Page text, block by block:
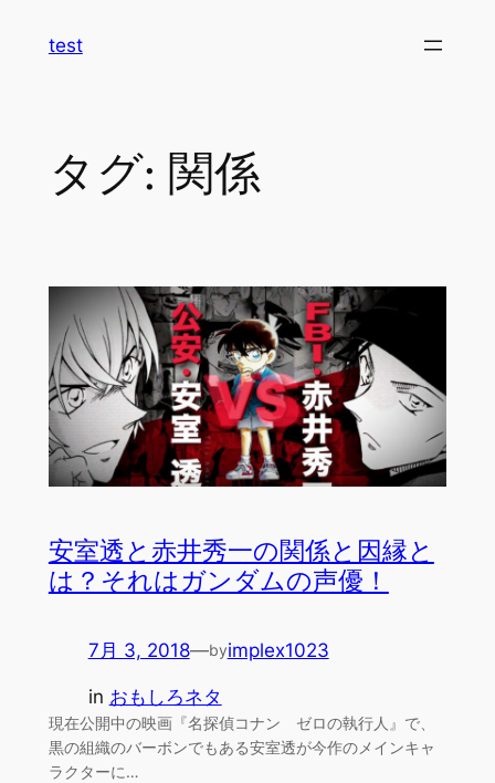
test
タグ: 関係
安室透と赤井秀一の関係と因縁と
は？それはガンダムの声優！
7月 3, 2018—byimplex1023
in おもしろネタ
現在公開中の映画『名探偵コナン ゼロの執行人』で、
黒の組織のバーボンでもある安室透が今作のメインキャ
ラクターに…